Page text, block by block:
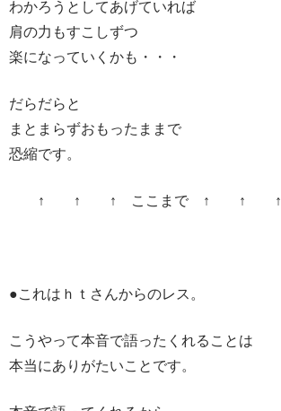
わかろうとしてあげていれば
肩の力もすこしずつ
楽になっていくかも・・・
だらだらと
まとまらずおもったままで
恐縮です。
↑ ↑ ↑ ここまで ↑ ↑ ↑
●これはｈｔさんからのレス。
こうやって本音で語ったくれることは
本当にありがたいことです。